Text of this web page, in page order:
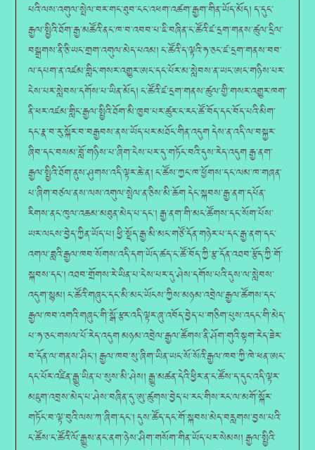
པའི་ལས་འགུལ་སྤེལ་བར་གང་ཐུབ་ངང་འཕག་འཚག་རྒྱག་གིན་ཡོད་མོད། ད་དུང་
རྒྱལ་སྤྱིའི་ཐོག་རྒྱ་མཚོའི་ནང་ཁ་བ་འབབ་པ་ཇི་བཞིན་ང་ཚོའི་ཛ་དྲག་གནས་ཚུལ་དྲིལ་
བསྒྲགས་ནི་ཅི་ཡང་གྲག་འགུལ་མེད་པའམ། ང་ཚོའི་ད་ལྟའི་ཧ་ཅང་ཛ་དྲག་གནས་བབ་
ལ་དཔག་ན་འཛམ་གླིང་གསར་འགྱུར་ཨང་དང་པོར་མ་སླེབས་ན་ཡང་ཨང་གཉིས་པར་
ངེས་པར་སླེབས་དགོས་པ་ཡིན་མོད། ང་ཚོའི་ཛ་དྲག་གནས་ཚུལ་གྱི་གསར་འགྱུར་ཁག་
ནི་ཕར་འཛམ་གླིང་རྒྱལ་སྤྱིའི་ཐོག་མི་ཁྱབ་པར་ཚུར་ང་རང་ཚོ་བོད་དང་བོད་པའི་མིག་
དང་རྣ་བ་རུ་སྐོར་བ་བརྒྱབས་ནས་ཡོད་པར་མཐོང་གིན་འདུག དེས་ན་འདི་ལ་བསྐྱར་
ཞིབ་དང་བསམ་བློ་གཉིས་པ་ཞིག་ངེས་པར་དུ་གཏོང་བའི་དུས་རེད་འདུག རྒྱ་ནག་
རྒྱལ་སྤྱིའི་ཐོག་ནུས་ཤུགས་འདི་ལྟར་ཆེ་ན། ང་ཚོས་ཀྱང་ཁ་ཕྱོགས་དང་ལམ་ཁ་གཞན་
པ་ཞིག་བཙལ་ནས་ལས་འགུལ་སྤེལ་ན་ཅིས་མི་ཆོག དེང་སྐབས་རྒྱ་ནག་དཔོན་
རིགས་ནང་ཁུལ་འཆམ་མཐུན་མེད་པ་དང་། རྒྱ་ནག་གི་མང་ཚོགས་དང་སོག་པོས་
ཡར་ལངས་བྱེད་ཀྱིན་ཡོད་པ། ཕྱི་སྡོད་རྒྱ་མི་མང་གཙོ་དོན་གཉེར་པ་དང་རྒྱ་ནག་དང་
འགལ་ཟླའི་རྒྱལ་ཁབ་སོགས་འདི་དག་ཡོད་ཚད་ང་ཚོ་བོད་ཀྱི་རྩ་དོན་འཐབ་རྩོད་ཀྱི་གོ་
སྐབས་དང་། འཐབ་གྲོགས་རེ་ཡིན་པ་ངེས་པར་དུ་ཤེས་དགོས་པའི་དུས་ལ་སླེབས་
འདུག་སྙམ། ང་ཚོའི་གཞུང་དང་མི་མང་ཡོངས་ཀྱིས་མཉམ་འབྲེལ་རྒྱལ་ཚོགས་དང་
རྒྱལ་ཁབ་འགའི་གཞུང་གི་སྒོ་རྩར་འདི་ལྟར་ཞུ་འབོད་བྱེད་པ་གཅིག་པུས་འདང་གི་མེད་
པ་ཧ་ཅང་གསལ་པོ་རེད་འདུག མཉམ་འབྲེལ་རྒྱལ་ཚོགས་ནི་ཤོག་གུའི་སྟག་རེད་ཟེར་
བ་དོན་ལ་གནས་ཤིང་། རྒྱལ་ཁབ་སུ་ཞིག་ཡིན་ཡང་སོ་སོའི་རྒྱལ་ཁབ་ཀྱི་ཁེ་ཕན་ཨང་
དང་པོར་འཛིན་རྒྱུ་ཡིན་པ་སུས་མི་ཤེས། རྒྱུ་མཚན་དེའི་ཕྱིར་ན་ང་ཚོས་ད་དུང་འདི་ལྟར་
མཇུག་འབྲས་མེད་པ་ཤེས་བཞིན་དུ་ཨུ་ཚུགས་བྱེད་པ་རང་གིས་རང་ལ་མགོ་སྐོར་
གཏོང་བ་ལྟ་བུའི་ལས་ཀ་ཞིག་དང་། དུས་ཚོད་དང་གོ་སྐབས་མེད་བརླགས་བྱས་པའི་
ང་ཚོས་ང་ཚོའི་ལོ་རྒྱུས་ནང་ནག་ཉེས་ཤིག་གསོག་གིན་ཡོད་པར་སེམས། རྒྱལ་སྤྱིའི་